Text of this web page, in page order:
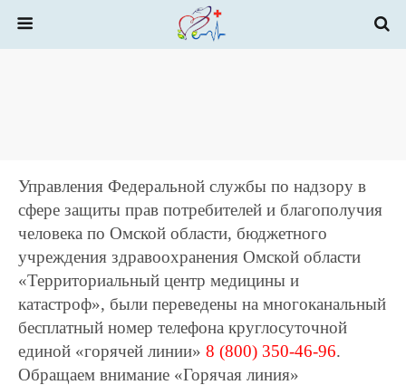
Управления Федеральной слyжбы по надзору в
сфере защиты прав потребителей и благополучия
человека по Омской области, бюджетного
учреждения здравоохранения Омской области
«Территориальный центр медицины и
катастроф», были переведены на многоканальный
бесплатный номер телефона круглосуточной
единой «горячей линии» 8 (800) 350-46-96.
Обращаем внимание «Горячая линия»